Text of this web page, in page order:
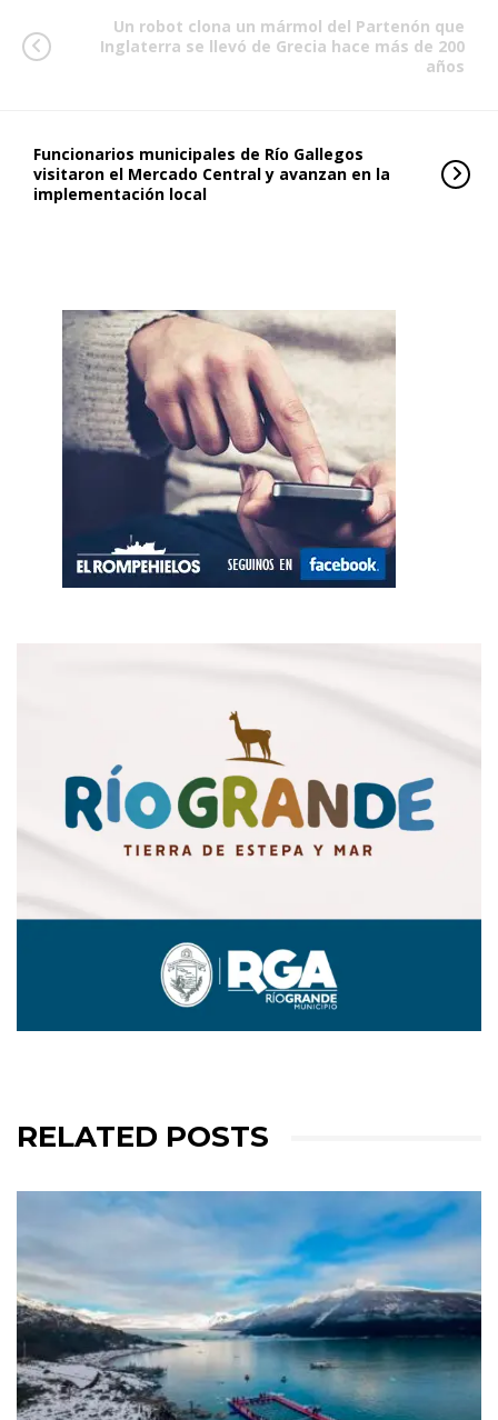
Un robot clona un mármol del Partenón que
Inglaterra se llevó de Grecia hace más de 200
años
Funcionarios municipales de Río Gallegos
visitaron el Mercado Central y avanzan en la
implementación local
RELATED POSTS